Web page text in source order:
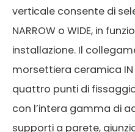
verticale consente di
NARROW o WIDE, in
installazione. Il
morsettiera ceramica
quattro punti di
con l’intera gamma di
supporti a parete,